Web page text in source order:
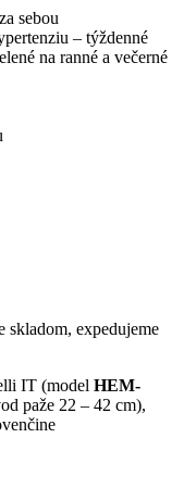
sebou
– týždenné
na ranné a večerné
expedujeme
IT (model HEM-
paže 22 – 42 cm),